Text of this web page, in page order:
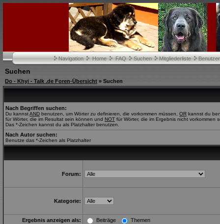
Navigation Home FAQ Suchen Mitgliederliste
Suchen
Do - Khyi - Talk .de Foren-Übersicht » Suchen
Nach Begriffen suchen:
Du kannstAND benutzen, um Wörter zu definieren, die vorkommen müssen, OR kannst du
für Wörter, die im Resultat sein können und NOT für Wörter, die im Ergebnis nicht vorkommen
Das *-Zeichen kannst du als Platzhalter benutzen.
Nach Autor suchen:
Benutze das *-Zeichen als Platzhalter
Forum:
Kategorie:
Ergebnis anzeigen als: Beiträge Themen